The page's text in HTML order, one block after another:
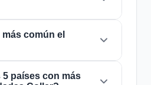
que aproximadamente 1
personasen el mundo
encuentra presente en
su distribución global.
presente en
lo clasifica como un
local. Su presencia en
patrones históricos de
común el
más común enEstados
países con más